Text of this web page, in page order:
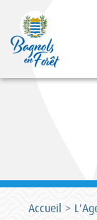
Accueil